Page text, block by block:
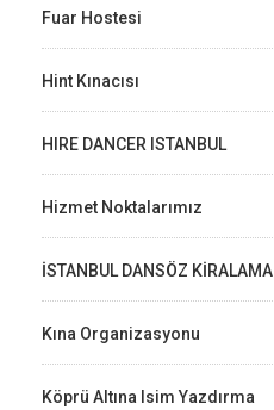
Fuar Hostesi
Hint Kınacısı
HIRE DANCER ISTANBUL
Hizmet Noktalarımız
İSTANBUL DANSÖZ KİRALAMA
Kına Organizasyonu
Köprü Altına Isim Yazdırma